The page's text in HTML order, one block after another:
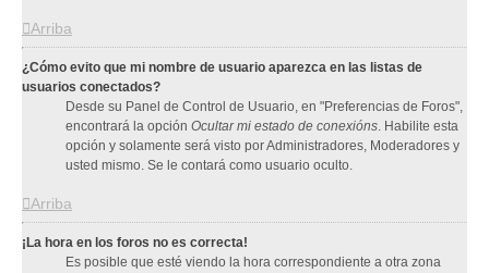
Arriba
¿Cómo evito que mi nombre de usuario aparezca en las listas de
usuarios conectados?
Desde su Panel de Control de Usuario, en "Preferencias de Foros",
encontrará la opción Ocultar mi estado de conexións. Habilite esta
opción y solamente será visto por Administradores, Moderadores y
usted mismo. Se le contará como usuario oculto.
Arriba
¡La hora en los foros no es correcta!
Es posible que esté viendo la hora correspondiente a otra zona